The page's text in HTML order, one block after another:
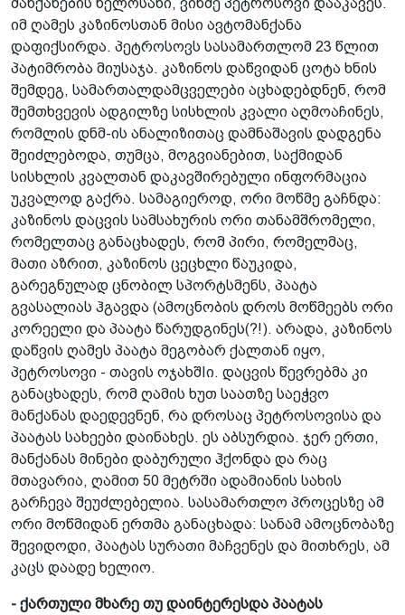
იმ ღამეს კაზინოსთან მისი ავტომანქანა
დაფიქსირდა. პეტროსოვს სასამართლომ 23 წლით
პატიმრობა მიუსაჯა. კაზინოს დაწვიდან ცოტა ხნის
შემდეგ, სამართალდამცველები აცხადებდნენ, რომ
შემთხვევის ადგილზე სისხლის კვალი აღმოაჩინეს,
რომლის დნმ-ის ანალიზითაც დამნაშავის დადგენა
შეიძლებოდა, თუმცა, მოგვიანებით, საქმიდან
სისხლის კვალთან დაკავშირებული ინფორმაცია
უკვალოდ გაქრა. სამაგიეროდ, ორი მოწმე გაჩნდა:
კაზინოს დაცვის სამსახურის ორი თანამშრომელი,
რომელთაც განაცხადეს, რომ პირი, რომელმაც,
მათი აზრით, კაზინოს ცეცხლი წაუკიდა,
გარეგნულად ცნობილ სპორტსმენს, პაატა
გვასალიას ჰგავდა (ამოცნობის დროს მოწმეებს ორი
კორეელი და პაატა წარუდგინეს(?!). არადა, კაზინოს
დაწვის ღამეს პაატა მეგობარ ქალთან იყო,
პეტროსოვი - თავის ოჯახშIი. დაცვის წევრებმა კი
განაცხადეს, რომ ღამის ხუთ საათზე საეჭვო
მანქანას დაედევნენ, რა დროსაც პეტროსოვისა და
პაატას სახეები დაინახეს. ეს აბსურდია. ჯერ ერთი,
მანქანას მინები დაბურული ჰქონდა და რაც
მთავარია, ღამით 50 მეტრში ადამიანის სახის
გარჩევა შეუძლებელია. სასამართლო პროცესზე ამ
ორი მოწმიდან ერთმა განაცხადა: სანამ ამოცნობაზე
შევიდოდი, პაატას სურათი მაჩვენეს და მითხრეს, ამ
კაცს დაადე ხელიო.
- ქართული მხარე თუ დაინტერესდა პაატას